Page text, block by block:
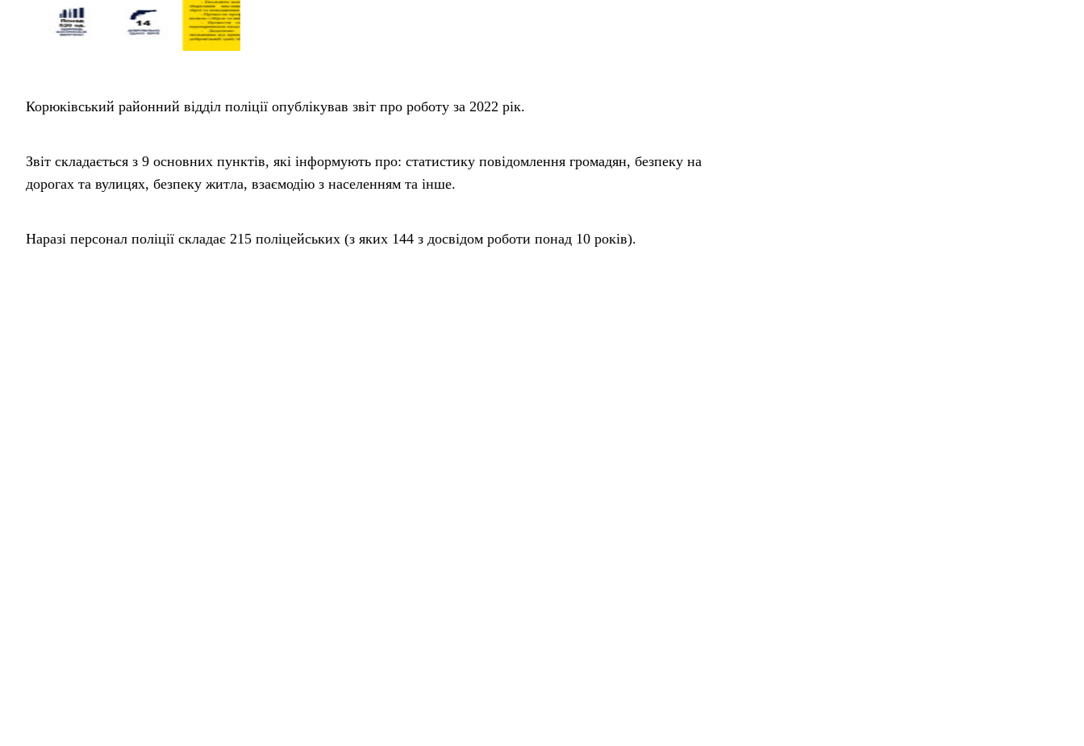
Корюківський районний відділ поліції опублікував звіт про роботу за 2022 рік.
Звіт складається з 9 основних пунктів, які інформують про: статистику повідомлення громадян, безпеку на
дорогах та вулицях, безпеку житла, взаємодію з населенням та інше.
Наразі персонал поліції складає 215 поліцейських (з яких 144 з досвідом роботи понад 10 років).